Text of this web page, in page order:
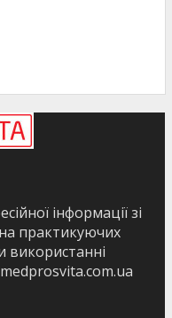
інформації зі
практикуючих
використанні